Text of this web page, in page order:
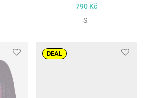
790 Kč
S
DEAL